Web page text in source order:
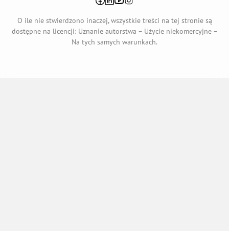
otwiera się w nowej karcie
otwiera się w nowej karcie
otwiera się w nowej karcie
otwiera się w nowej karcie
O ile nie stwierdzono inaczej, wszystkie treści na tej stronie są
dostępne na licencji: Uznanie autorstwa – Użycie niekomercyjne –
Na tych samych warunkach.